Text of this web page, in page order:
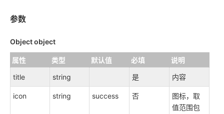
参数
Object object
属性 类型 默认值 必填
说明
title
string 是 内容
icon string success 否
图标，取
值范围包